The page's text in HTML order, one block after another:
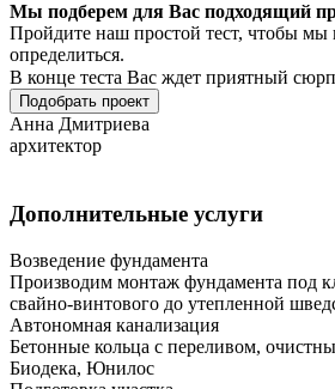
Мы подберем для Вас подходящий
Пройдите наш простой тест, чтобы
определиться.
В конце теста Вас ждет приятный
Подобрать проект
Анна Дмитриева
архитектор
Дополнительные услуги
Возведение фундамента
Производим монтаж фундамента под
свайно-винтового до утепленной
Автономная канализация
Бетонные кольца с переливом,
Биодека, Юнилос